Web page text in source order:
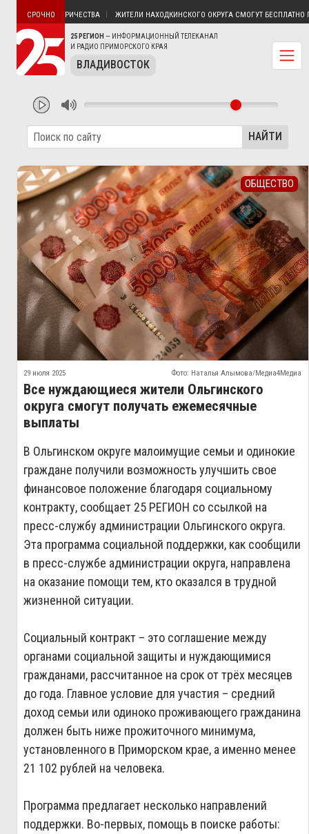
25 РЕГИОН — ИНФОРМАЦИОННЫЙ ТЕЛЕКАНАЛ
И РАДИО ПРИМОРСКОГО КРАЯ
ВЛАДИВОСТОК
СРОЧНО
БЕЗ ЭЛЕКТРИЧЕСТВА ЖИТЕЛИ НАХОДКИНСКОГО ОКРУГА СМОГУТ БЕСПЛАТНО
НАЙТИ
ОБЩЕСТВО
29 июля 2025 Фото: Наталья Алымова/Медиа4Медиа
Все нуждающиеся жители Ольгинского
округа смогут получать ежемесячные
выплаты
В Ольгинском округе малоимущие семьи и одинокие
граждане получили возможность улучшить свое
финансовое положение благодаря социальному
контракту, сообщает 25 РЕГИОН со ссылкой на
пресс-службу администрации Ольгинского округа.
Эта программа социальной поддержки, как сообщили
в пресс-службе администрации округа, направлена
на оказание помощи тем, кто оказался в трудной
жизненной ситуации.
Социальный контракт – это соглашение между
органами социальной защиты и нуждающимися
гражданами, рассчитанное на срок от трёх месяцев
до года. Главное условие для участия – средний
доход семьи или одиноко проживающего гражданина
должен быть ниже прожиточного минимума,
установленного в Приморском крае, а именно менее
21 102 рублей на человека.
Программа предлагает несколько направлений
поддержки. Во-первых, помощь в поиске работы: